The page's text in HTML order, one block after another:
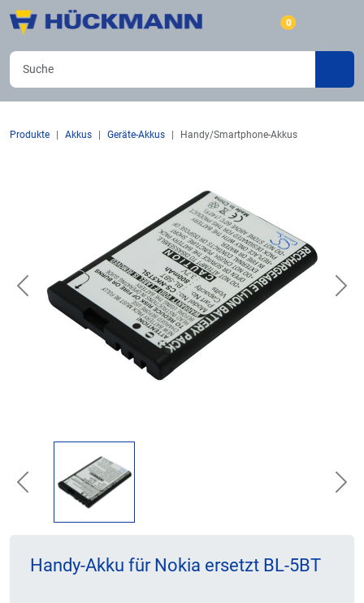
0
Produkte Akkus Geräte-Akkus Handy/Smartphone-Akkus
Previous
Previous
Handy-Akku für Nokia ersetzt BL-5BT